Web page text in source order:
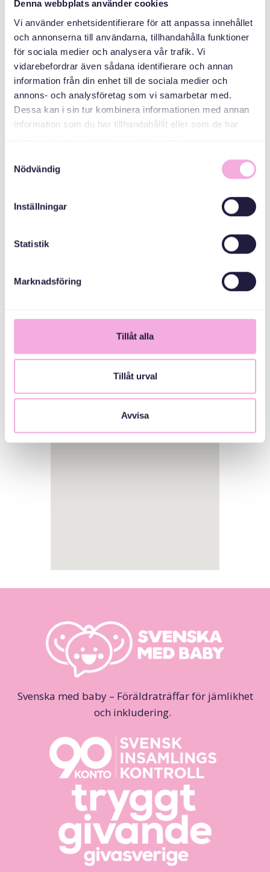
Denna webbplats använder cookies
Vi använder enhetsidentifierare för att anpassa innehållet
och annonserna till användarna, tillhandahålla funktioner
för sociala medier och analysera vår trafik. Vi
vidarebefordrar även sådana identifierare och annan
information från din enhet till de sociala medier och
annons- och analysföretag som vi samarbetar med.
Dessa kan i sin tur kombinera informationen med annan
information som du har tillhandahållit eller som de har
Nödvändig
Inställningar
Statistik
Marknadsföring
Tillåt alla
Tillåt urval
Avvisa
Svenska med baby
Email
bokningen@svenskamedbaby.se
Svenska med baby – Föräldraträffar för jämlikhet
och inkludering.